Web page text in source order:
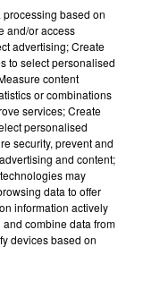
sort des
:
réagit
based on
and/or access
advertising; Create
to select personalised
content
or combinations
services; Create
personalised
security, prevent and
and content;
may
data to offer
information actively
combine data from
devices based on